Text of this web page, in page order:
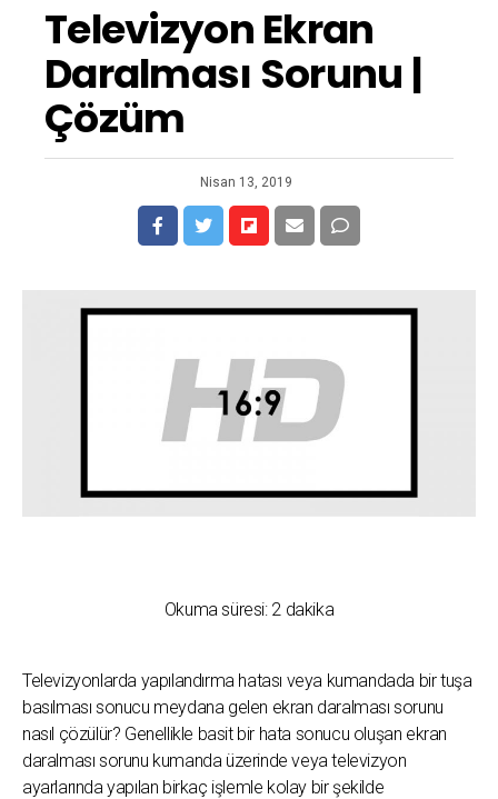
Televizyon Ekran
Daralması Sorunu |
Çözüm
Nisan 13, 2019
Okuma süresi: 2 dakika
Televizyonlarda yapılandırma hatası veya kumandada bir tuşa
basılması sonucu meydana gelen ekran daralması sorunu
nasıl çözülür? Genellikle basit bir hata sonucu oluşan ekran
daralması sorunu kumanda üzerinde veya televizyon
ayarlarında yapılan birkaç işlemle kolay bir şekilde